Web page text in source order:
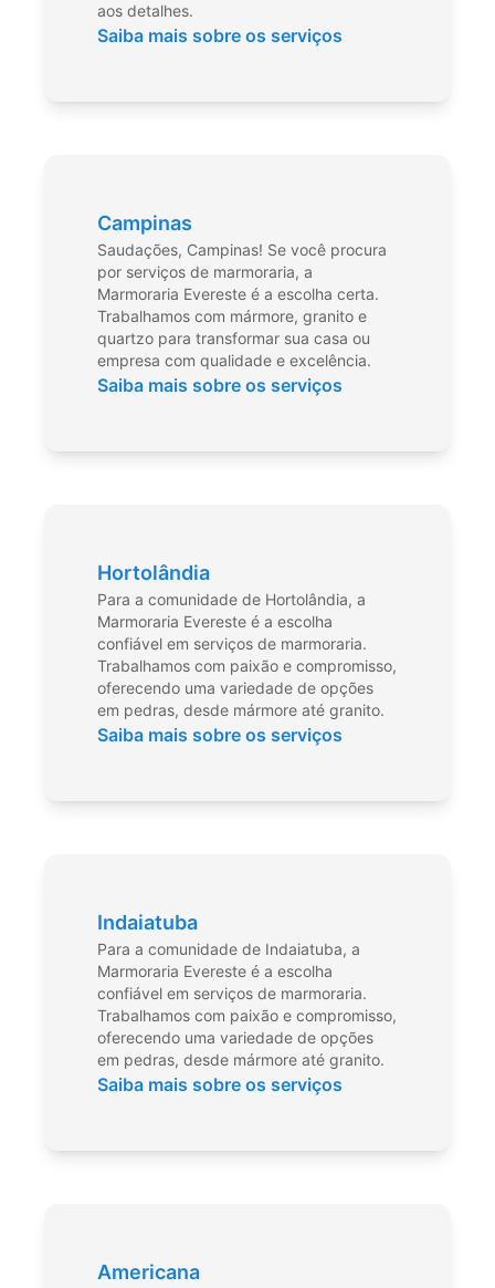
aos detalhes.
Saiba mais sobre os serviços
Campinas
Saudações, Campinas! Se você procura
por serviços de marmoraria, a
Marmoraria Evereste é a escolha certa.
Trabalhamos com mármore, granito e
quartzo para transformar sua casa ou
empresa com qualidade e excelência.
Saiba mais sobre os serviços
Hortolândia
Para a comunidade de Hortolândia, a
Marmoraria Evereste é a escolha
confiável em serviços de marmoraria.
Trabalhamos com paixão e compromisso,
oferecendo uma variedade de opções
em pedras, desde mármore até granito.
Saiba mais sobre os serviços
Indaiatuba
Para a comunidade de Indaiatuba, a
Marmoraria Evereste é a escolha
confiável em serviços de marmoraria.
Trabalhamos com paixão e compromisso,
oferecendo uma variedade de opções
em pedras, desde mármore até granito.
Saiba mais sobre os serviços
Americana